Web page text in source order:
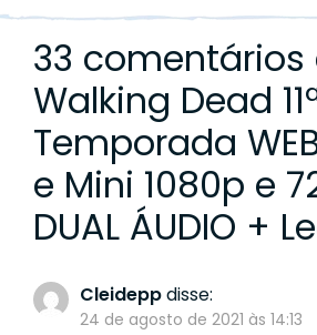
33 comentários
Walking Dead
Temporada
e Mini 1080p e
DUAL ÁUDIO +
Cleideppdisse:
24 de agosto de 2021 às 14:13